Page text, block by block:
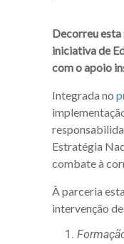
Decorreu
iniciativa de
com o apoio
Integrada no
Estratégia
combate à
À parceria
intervenção